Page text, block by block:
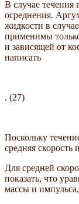
В случае течения
осреднения.
жидкости в
применимы
и зависящей от
написать
. (27)
Поскольку
средняя скорость
Для средней
показать, что
массы и